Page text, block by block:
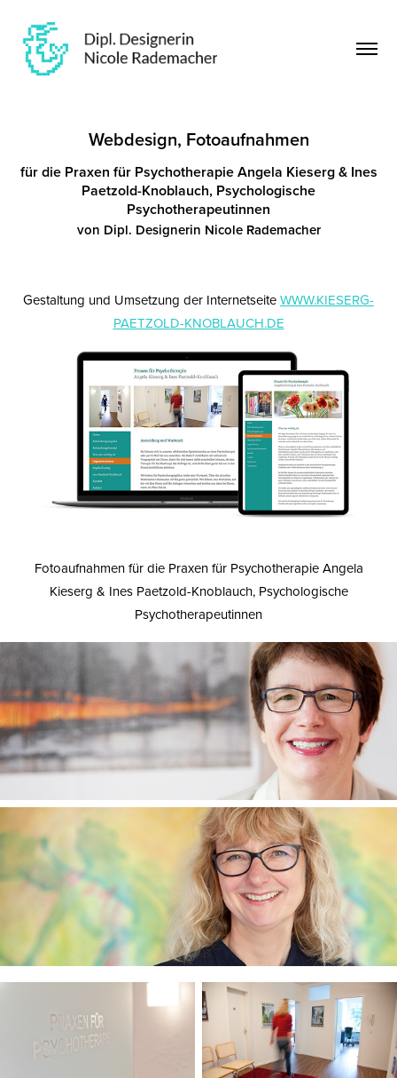
Webdesign, Fotoaufnahmen
für die Praxen für Psychotherapie Angela Kieserg & Ines
Paetzold-Knoblauch, Psychologische
Psychotherapeutinnen
von Dipl. Designerin Nicole Rademacher
Gestaltung und Umsetzung der InternetseiteWWW.KIESERG-
PAETZOLD-KNOBLAUCH.DE
Fotoaufnahmen für die Praxen für Psychotherapie Angela
Kieserg & Ines Paetzold-Knoblauch, Psychologische
Psychotherapeutinnen